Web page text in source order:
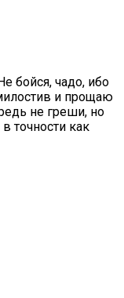
бойся, чадо, ибо
и прощаю
не греши, но
в точности как